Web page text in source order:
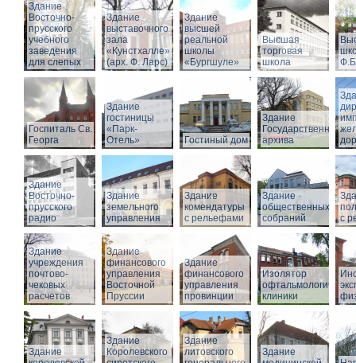
Здание
Восточно-
прусского
учебного
заведения
для слепых
Здание
выставочного
зала
«Кунстхалле»
(арх. Ф. Ларс)
Здание
высшей
реальной
школы
«Бургшуле»
Высшая
торговая
школа
Госпиталь Св.
Георга
Здание
гостиницы
«Парк-
Отель»
Гостиный дом
Здание
Государственного
архива
Здание
Восточно-
прусского
радио
Здание
земельного
управления
Здание
комендатуры
с рельефами
Здание
общественных
собраний
с
Здание
учреждения
почтово-
чековых
расчетов
Здание
финансового
управления
Восточной
Пруссии
Здание
финансового
управления
провинции
Изолятор
клиники
Здание
Здание
Королевского
Здание
литовского
Здание